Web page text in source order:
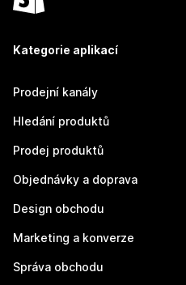
Kategorie aplikací
Prodejní kanály
Hledání produktů
Prodej produktů
Objednávky a doprava
Design obchodu
Marketing a konverze
Správa obchodu